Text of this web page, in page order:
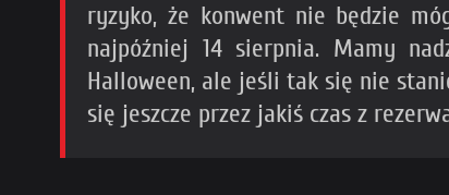
ryzyko, że konwent nie będzie
najpóźniej 14 sierpnia. Mamy
Halloween, ale jeśli tak się nie
się jeszcze przez jakiś czas z